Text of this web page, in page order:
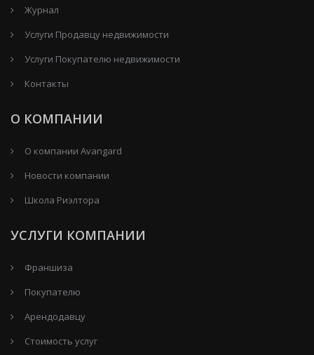
Журнал
Услуги Продавцу недвижимости
Услуги Покупателю недвижимости
Контакты
О КОМПАНИИ
О компании Avangard
Новости компании
Школа Риэлтора
УСЛУГИ КОМПАНИИ
Франшиза
Покупателю
Арендодавцу
Стоимость услуг